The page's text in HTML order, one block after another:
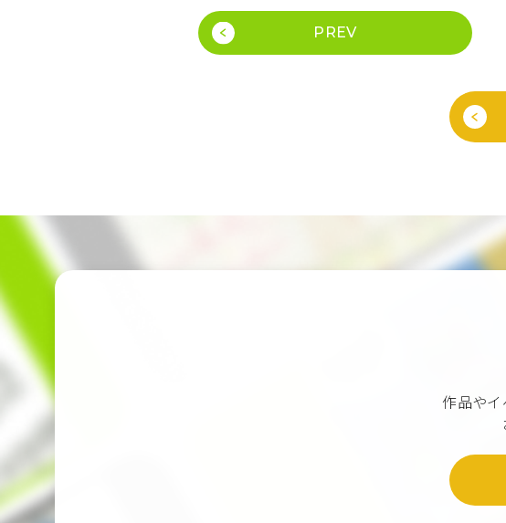
PREV
作品やイ